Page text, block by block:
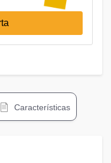
Características